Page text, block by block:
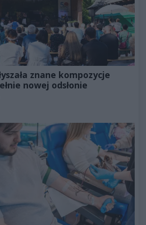
znane kompozycje
nowej odsłonie